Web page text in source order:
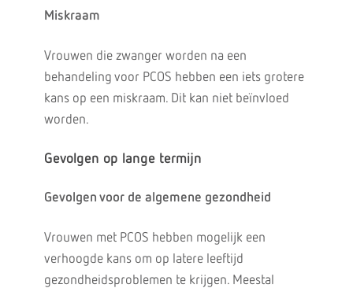
Miskraam
Vrouwen die zwanger worden na een
behandeling voor PCOS hebben een iets grotere
kans op een miskraam. Dit kan niet beïnvloed
worden.
Gevolgen op lange termijn
Gevolgen voor de algemene gezondheid
Vrouwen met PCOS hebben mogelijk een
verhoogde kans om op latere leeftijd
gezondheidsproblemen te krijgen. Meestal